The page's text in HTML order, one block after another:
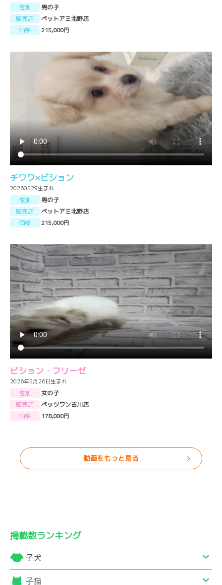
性別
男の子
販売店
ペットアミ北野店
価格
215,000円
チワワ×ビション
20260529生まれ
性別
男の子
販売店
ペットアミ北野店
価格
215,000円
ビション・フリーゼ
2026年5月26日生まれ
性別
女の子
販売店
ペッツワン古川店
価格
178,000円
動画をもっと見る
掲載数ランキング
子犬
子猫